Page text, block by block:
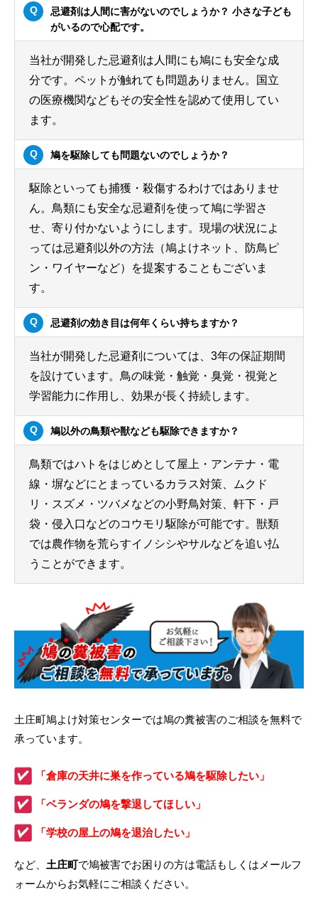
忌避剤は人間に害がないのでしょうか？ 小さな子ども
がいるので心配です。
当社が開発した忌避剤は人間にも鳩にも安全な成
分です。ペットが触れても問題ありません。国立
の医療機関などもその安全性を認めて使用してい
ます。
鳩を駆除しても問題ないのでしょうか？
駆除といっても捕獲・殺傷するわけではありませ
ん。鳥類にも安全な忌避剤を使って鳩に学習さ
せ、寄り付かないようにします。現場の状況によ
っては忌避剤以外の方法（鳩よけネット、防鳥ピ
ン・ワイヤーなど）を提案することもございま
す。
忌避剤の効き目は何年くらい持ちますか？
当社が開発した忌避剤については、3年の保証期間
を設けています。鳥の味覚・触覚・臭覚・視覚と
学習能力に作用し、効果が長く持続します。
鳩以外の鳥類や獣なども駆除できますか？
鳥類ではハトをはじめとして屋上・アンテナ・電
線・塀などにとまっているカラス対策、ムクド
リ・スズメ・ツバメなどの小野鳥対策、軒下・戸
袋・侵入口などのコウモリ駆除が可能です。獣類
では農作物を荒らすイノシシやサルなどを追い払
うことができます。
土庄町鳩よけ対策センターでは鳩の糞被害のご相談を無料で
承っています。
「倉庫の天井に巣を作っている鳩を駆除したい」
「ベランダの鳩を撃退してほしい」
「学校の屋上の鳩を退治したい」
など、 土庄町で鳩被害でお困りの方は電話もしくはメールフ
ォームからお気軽にご相談ください。